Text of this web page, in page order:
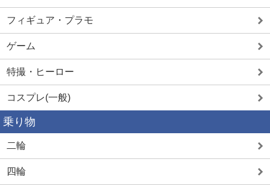
フィギュア・プラモ
ゲーム
特撮・ヒーロー
コスプレ(一般)
乗り物
二輪
四輪